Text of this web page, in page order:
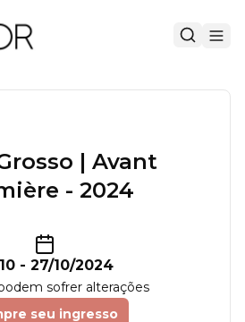
| Avant
- 2024
- 27/10/2024
sofrer alterações
seu ingresso